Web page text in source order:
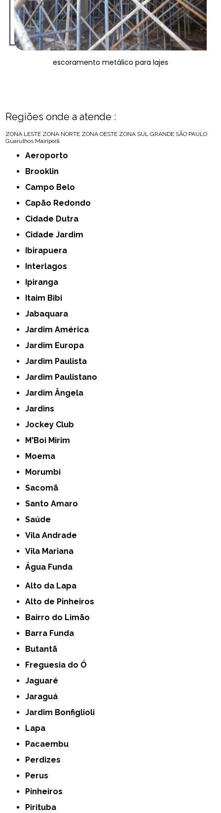
escoramento metálico para lajes
Regiões onde a atende :
ZONA LESTE ZONA NORTE ZONA OESTE ZONA SUL GRANDE SÃO PAULO
Guarulhos Mairiporã
Aeroporto
Brooklin
Campo Belo
Capão Redondo
Cidade Dutra
Cidade Jardim
Ibirapuera
Interlagos
Ipiranga
Itaim Bibi
Jabaquara
Jardim América
Jardim Europa
Jardim Paulista
Jardim Paulistano
Jardim Ângela
Jardins
Jockey Club
M'Boi Mirim
Moema
Morumbi
Sacomã
Santo Amaro
Saúde
Vila Andrade
Vila Mariana
Água Funda
Alto da Lapa
Alto de Pinheiros
Bairro do Limão
Barra Funda
Butantã
Freguesia do Ó
Jaguaré
Jaraguá
Jardim Bonfiglioli
Lapa
Pacaembu
Perdizes
Perus
Pinheiros
Pirituba